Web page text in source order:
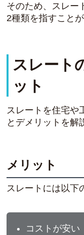
そのため、 スレー
2種類を指すこと
スレート
ット
スレートを住宅や
とデメリットを解
メリット
スレートには以下
コストが安い